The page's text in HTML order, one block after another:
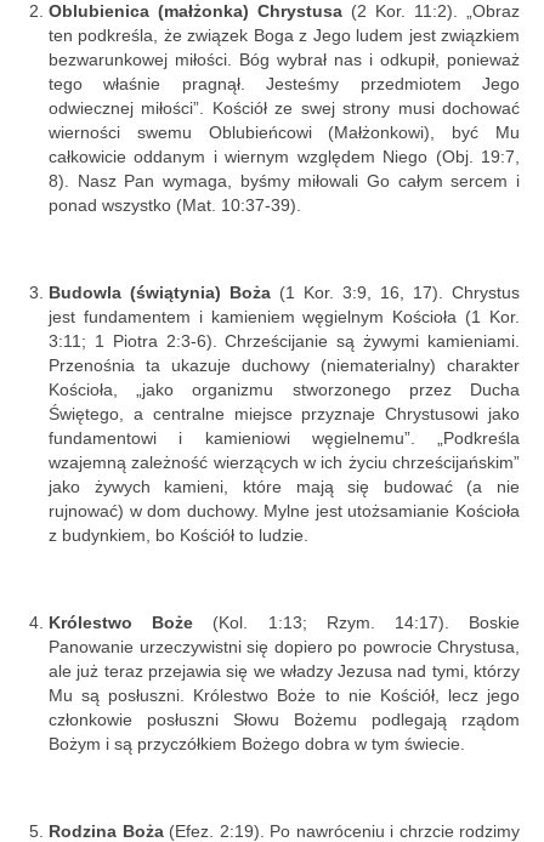
Oblubienica (małżonka) Chrystusa (2 Kor. 11:2). „Obraz
ten podkreśla, że związek Boga z Jego ludem jest związkiem
bezwarunkowej miłości. Bóg wybrał nas i odkupił, ponieważ
tego właśnie pragnął. Jesteśmy przedmiotem Jego
odwiecznej miłości”. Kościół ze swej strony musi dochować
wierności swemu Oblubieńcowi (Małżonkowi), być Mu
całkowicie oddanym i wiernym względem Niego (Obj. 19:7,
8). Nasz Pan wymaga, byśmy miłowali Go całym sercem i
ponad wszystko (Mat. 10:37-39).
Budowla (świątynia) Boża (1 Kor. 3:9, 16, 17). Chrystus
jest fundamentem i kamieniem węgielnym Kościoła (1 Kor.
3:11; 1 Piotra 2:3-6). Chrześcijanie są żywymi kamieniami.
Przenośnia ta ukazuje duchowy (niematerialny) charakter
Kościoła, „jako organizmu stworzonego przez Ducha
Świętego, a centralne miejsce przyznaje Chrystusowi jako
fundamentowi i kamieniowi węgielnemu”. „Podkreśla
wzajemną zależność wierzących w ich życiu chrześcijańskim”
jako żywych kamieni, które mają się budować (a nie
rujnować) w dom duchowy. Mylne jest utożsamianie Kościoła
z budynkiem, bo Kościół to ludzie.
Królestwo Boże (Kol. 1:13; Rzym. 14:17). Boskie
Panowanie urzeczywistni się dopiero po powrocie Chrystusa,
ale już teraz przejawia się we władzy Jezusa nad tymi, którzy
Mu są posłuszni. Królestwo Boże to nie Kościół, lecz jego
członkowie posłuszni Słowu Bożemu podlegają rządom
Bożym i są przyczółkiem Bożego dobra w tym świecie.
Rodzina Boża(Efez. 2:19). Po nawróceniu i chrzcie rodzimy